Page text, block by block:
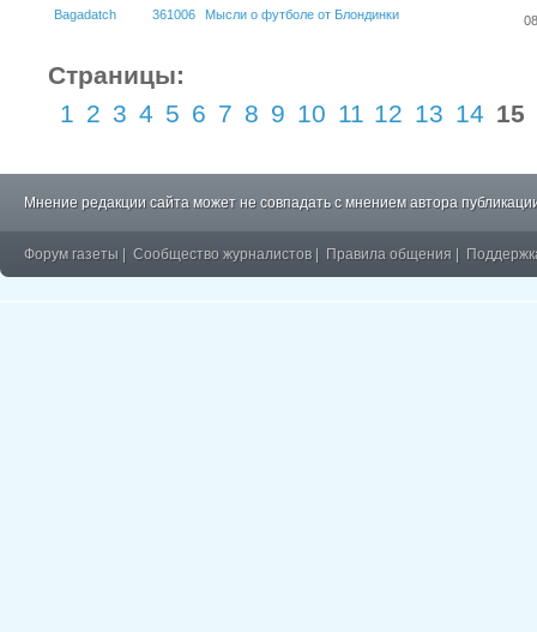
Bagadatch
361006 Мысли о футболе от Блондинки
Страницы:
1 2 3 4 5 6 7 8 9 10 11 12 13 14 15
Мнение редакции сайта может не совпадать с мнением автора
Форум газеты Сообщество журналистов Правила общения
�